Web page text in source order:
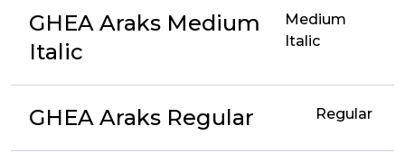
GHEA Araks Medium
Italic
Medium
Italic
GHEA Araks Regular Regular